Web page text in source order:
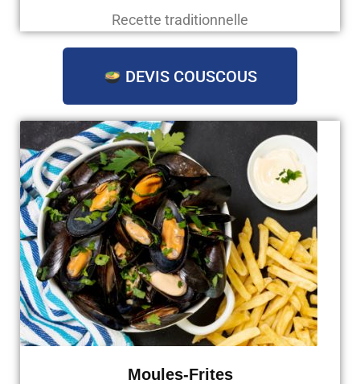
Recette traditionnelle
DEVIS COUSCOUS
Moules-Frites